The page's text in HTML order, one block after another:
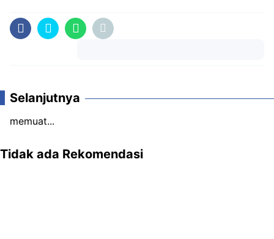
Selanjutnya
memuat...
Tidak ada Rekomendasi